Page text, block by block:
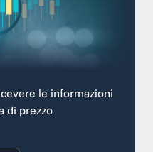
le informazioni
di prezzo